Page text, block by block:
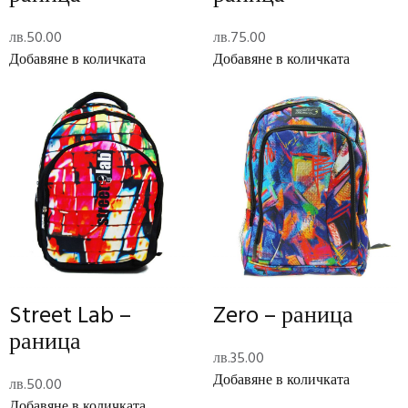
Description
Sofia – раница за детска градина
Допълнителна информация
0.49 кг
Размери10 × 29 × 23 см
Отзиви (0)
Reviews
There are no reviews yet.
Add Review
Код:9845056P Категории:
лв.50.00
Добавяне в количката
лв.75.00
Добавяне в количката
Street Lab –
раница
лв.50.00
Zero – раница
лв.35.00
Добавяне в количката